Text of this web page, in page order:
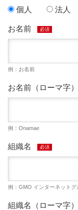
個人 法人
お名前 必須
例：お名前
お名前（ローマ字）
例：Onamae
組織名 必須
例：GMO インターネットグ
組織名（ローマ字）